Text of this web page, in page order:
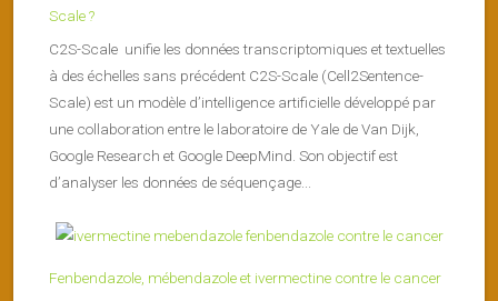
Scale ?
C2S-Scale unifie les données transcriptomiques et textuelles
à des échelles sans précédent C2S-Scale (Cell2Sentence-
Scale) est un modèle d’intelligence artificielle développé par
une collaboration entre le laboratoire de Yale de Van Dijk,
Google Research et Google DeepMind. Son objectif est
d’analyser les données de séquençage...
Fenbendazole, mébendazole et ivermectine contre le cancer